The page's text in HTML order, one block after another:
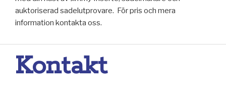
auktoriserad sadelutprovare. För pris och mera
information kontakta oss.
Kontakt